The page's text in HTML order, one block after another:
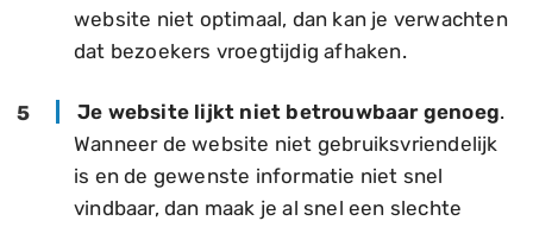
website niet optimaal, dan kan je verwachten
dat bezoekers vroegtijdig afhaken.
Je website lijkt niet betrouwbaar genoeg.
Wanneer de website niet gebruiksvriendelijk
is en de gewenste informatie niet snel
vindbaar, dan maak je al snel een slechte